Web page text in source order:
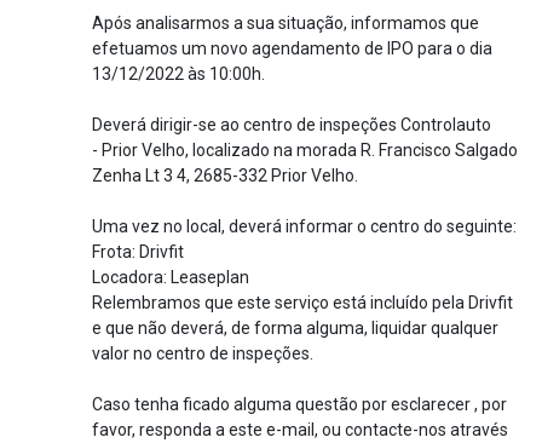
Após analisarmos a sua situação, informamos que
efetuamos um novo agendamento de IPO para o dia
13/12/2022 às 10:00h.
Deverá dirigir-se ao centro de inspeções Controlauto
- Prior Velho, localizado na morada R. Francisco Salgado
Zenha Lt 3 4, 2685-332 Prior Velho.
Uma vez no local, deverá informar o centro do seguinte:
Frota: Drivfit
Locadora: Leaseplan
Relembramos que este serviço está incluído pela Drivfit
e que não deverá, de forma alguma, liquidar qualquer
valor no centro de inspeções.
Caso tenha ficado alguma questão por esclarecer , por
favor, responda a este e-mail, ou contacte-nos através